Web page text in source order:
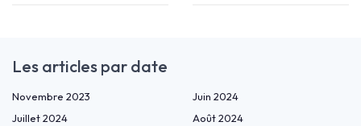
Les articles par date
Novembre 2023
Juin 2024
Juillet 2024
Août 2024